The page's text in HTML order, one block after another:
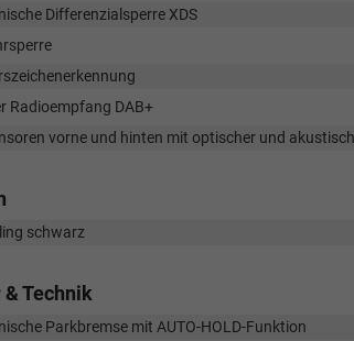
Differenzialsperre XDS
Radioempfang DAB+
vorne und hinten mit optischer und
schwarz
& Technik
Parkbremse mit AUTO-HOLD-Funktion